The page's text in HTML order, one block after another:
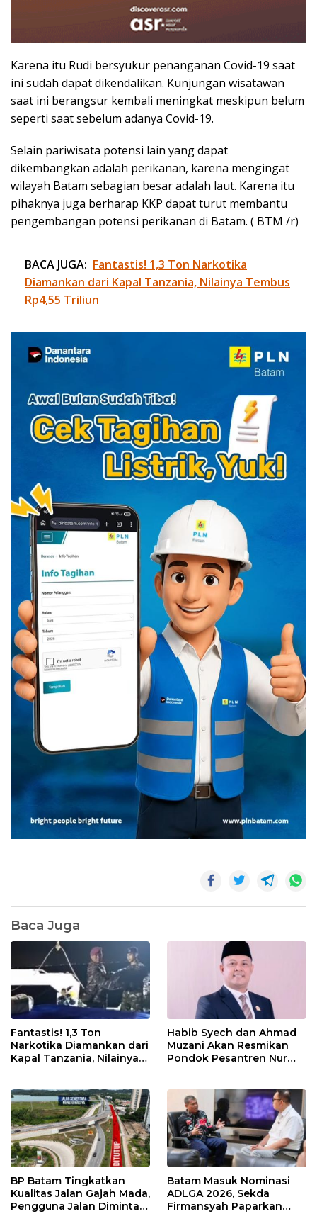
Karena itu Rudi bersyukur penanganan Covid-19 saat
ini sudah dapat dikendalikan. Kunjungan wisatawan
saat ini berangsur kembali meningkat meskipun belum
seperti saat sebelum adanya Covid-19.
Selain pariwisata potensi lain yang dapat
dikembangkan adalah perikanan, karena mengingat
wilayah Batam sebagian besar adalah laut. Karena itu
pihaknya juga berharap KKP dapat turut membantu
pengembangan potensi perikanan di Batam. ( BTM /r)
BACA JUGA: Fantastis! 1,3 Ton Narkotika
Diamankan dari Kapal Tanzania, Nilainya Tembus
Rp4,55 Triliun
Baca Juga
Fantastis! 1,3 Ton
Narkotika Diamankan dari
Kapal Tanzania, Nilainya
Habib Syech dan Ahmad
Muzani Akan Resmikan
Pondok Pesantren Nur
BP Batam Tingkatkan
Kualitas Jalan Gajah Mada,
Pengguna Jalan Diminta
Batam Masuk Nominasi
ADLGA 2026, Sekda
Firmansyah Paparkan